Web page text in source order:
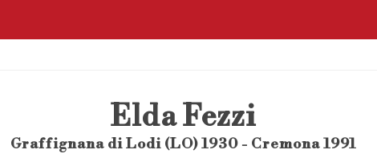
Elda Fezzi
Graffignana di Lodi (LO) 1930 - Cremona 1991